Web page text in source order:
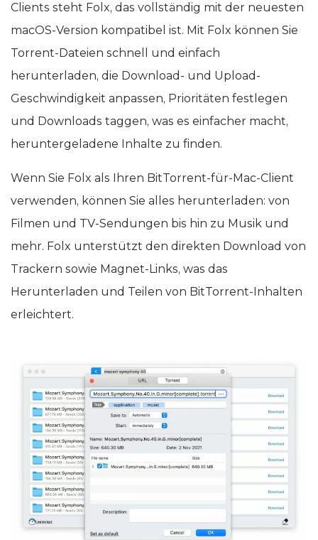
Clients steht Folx, das vollständig mit der neuesten
macOS-Version kompatibel ist. Mit Folx können Sie
Torrent-Dateien schnell und einfach
herunterladen, die Download- und Upload-
Geschwindigkeit anpassen, Prioritäten festlegen
und Downloads taggen, was es einfacher macht,
heruntergeladene Inhalte zu finden.
Wenn Sie Folx als Ihren BitTorrent-für-Mac-Client
verwenden, können Sie alles herunterladen: von
Filmen und TV-Sendungen bis hin zu Musik und
mehr. Folx unterstützt den direkten Download von
Trackern sowie Magnet-Links, was das
Herunterladen und Teilen von BitTorrent-Inhalten
erleichtert.